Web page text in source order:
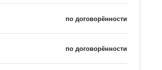
по договорённости
по договорённости